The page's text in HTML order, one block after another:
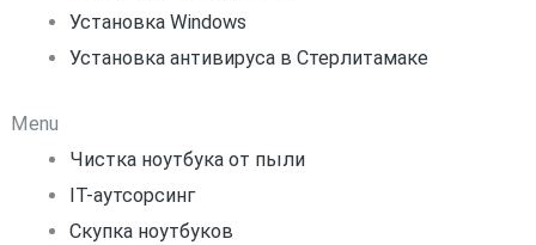
Установка Windows
Установка антивируса в Стерлитамаке
Menu
Чистка ноутбука от пыли
IT-аутсорсинг
Скупка ноутбуков